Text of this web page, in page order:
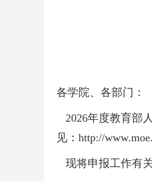
各学院、各部门：
2026年度教育部
见：http://
现将申报工作有